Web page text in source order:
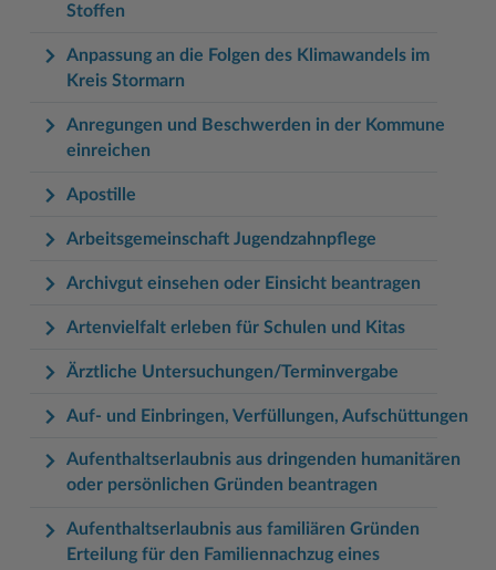
Stoffen
Anpassung an die Folgen des Klimawandels im
Kreis Stormarn
Anregungen und Beschwerden in der Kommune
einreichen
Apostille
Arbeitsgemeinschaft Jugendzahnpflege
Archivgut einsehen oder Einsicht beantragen
Artenvielfalt erleben für Schulen und Kitas
Ärztliche Untersuchungen/Terminvergabe
Auf- und Einbringen, Verfüllungen, Aufschüttungen
Aufenthaltserlaubnis aus dringenden humanitären
oder persönlichen Gründen beantragen
Aufenthaltserlaubnis aus familiären Gründen
Erteilung für den Familiennachzug eines